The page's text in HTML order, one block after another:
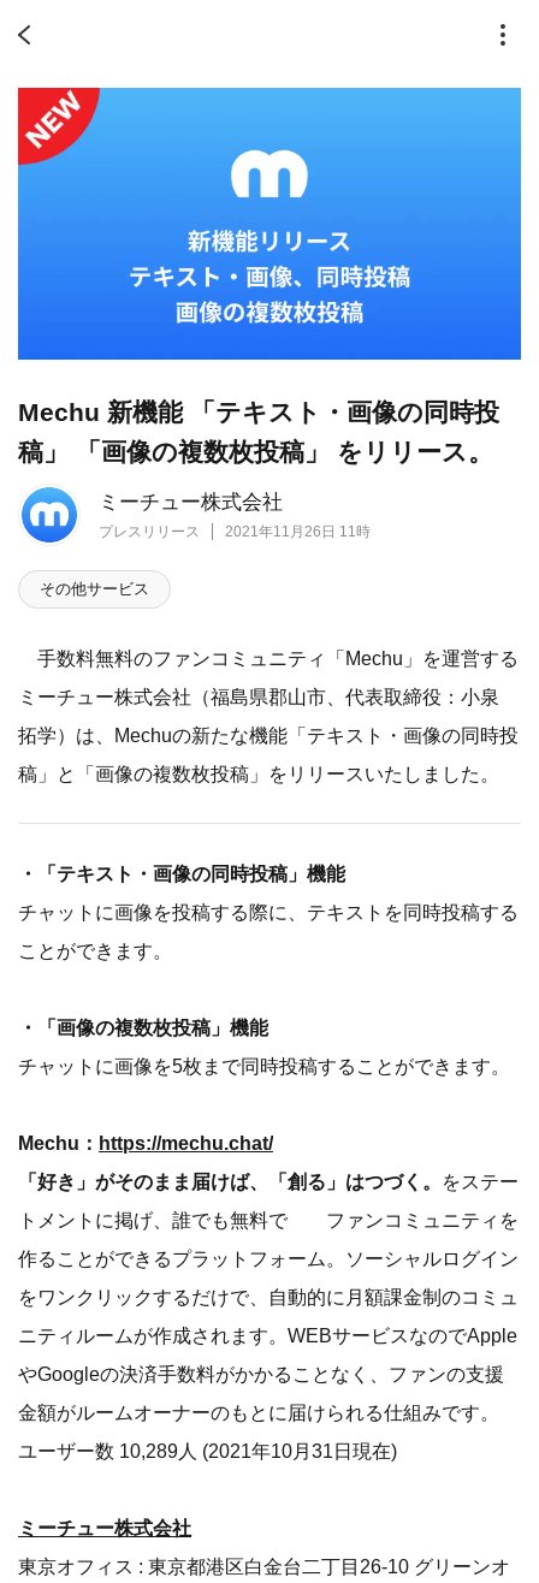
ミーチュー株式会社
プレスリリース 2021年11月26日 11時
Mechu 新機能 「テキスト・画像の同時投
稿」 「画像の複数枚投稿」 をリリース。
その他サービス
手数料無料のファンコミュニティ「Mechu」を運営する
ミーチュー株式会社（福島県郡山市、代表取締役：小泉
拓学）は、Mechuの新たな機能「テキスト・画像の同時投
稿」と「画像の複数枚投稿」をリリースいたしました。
・「テキスト・画像の同時投稿」機能
チャットに画像を投稿する際に、テキストを同時投稿する
ことができます。
・「画像の複数枚投稿」機能
チャットに画像を5枚まで同時投稿することができます。
Mechu： https://mechu.chat/
「好き」がそのまま届けば、「創る」はつづく。
をステー
トメントに掲げ、誰でも無料で ファンコミュニティを
作ることができるプラットフォーム。ソーシャルログイン
をワンクリックするだけで、自動的に月額課金制のコミュ
ニティルームが作成されます。WEBサービスなのでApple
やGoogleの決済手数料がかかることなく、ファンの支援
金額がルームオーナーのもとに届けられる仕組みです。
ユーザー数 10,289人 (2021年10月31日現在)
ミーチュー株式会社
東京オフィス : 東京都港区白金台二丁目26-10 グリーンオ